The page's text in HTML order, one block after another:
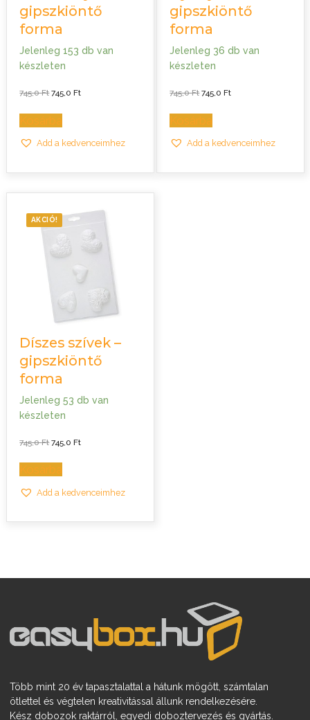
gipszkiöntő
forma
Jelenleg 153 db van
készleten
745,0FtOriginal
745,0 Ft.
745,0FtCurrent
Kosárba
Add a kedvenceimhez
gipszkiöntő
forma
Jelenleg 36 db van
készleten
745,0FtOriginal
745,0 Ft.
745,0FtCurrent
Kosárba
Add a kedvenceimhez
AKCIÓ!
Díszes szívek –
gipszkiöntő
forma
Jelenleg 53 db van
készleten
745,0FtOriginal
price
745,0 Ft.
745,0FtCurrent
Kosárba
Add a kedvenceimhez
Több mint 20 év tapasztalattal a hátunk mögött, számtalan
ötlettel és végtelen kreativitással állunk rendelkezésére.
Kész dobozok raktárról, egyedi doboztervezés és gyártás.